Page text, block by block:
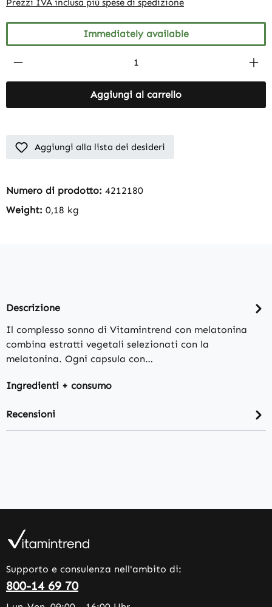
Prezzi IVA inclusa più spese di spedizione
Immediately available
Product Quantity: Enter the desired
Aggiungi al carrello
Aggiungi alla lista dei desideri
Numero di prodotto: 4212180
Weight: 0,18 kg
Descrizione
Il complesso sonno di Vitamintrend con melatonina
combina estratti vegetali selezionati con la
melatonina. Ogni capsula con…
Ingredienti + consumo
Recensioni
Supporto e consulenza nell'ambito di:
800-14 69 70